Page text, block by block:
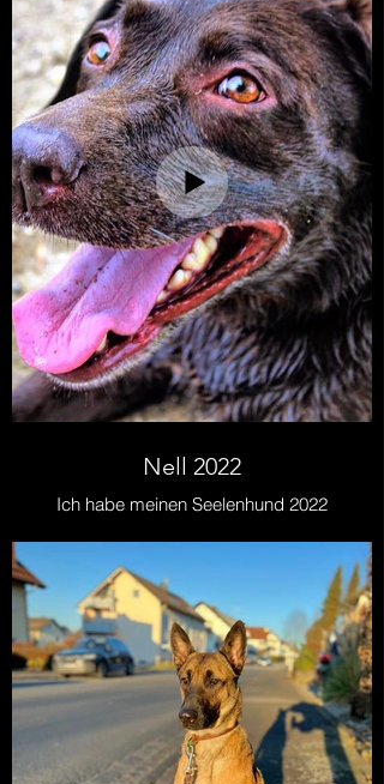
Nell 2022
Ich habe meinen Seelenhund 2022
besucht.